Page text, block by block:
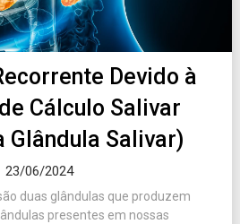
Devido à
Cálculo Salivar
Glândula Salivar)
23/06/2024
duas glândulas que produzem
presentes em nossas